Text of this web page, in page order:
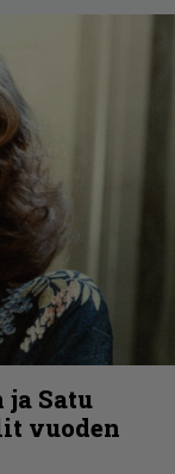
ja Satu
vuoden